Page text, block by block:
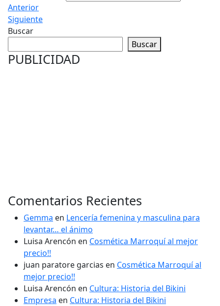
Anterior
Siguiente
Buscar
Buscar
PUBLICIDAD
Comentarios Recientes
Gemma en Lencería femenina y masculina para
levantar… el ánimo
Luisa Arencón en Cosmética Marroquí al mejor
precio!!
juan paratore garcias en Cosmética Marroquí al
mejor precio!!
Luisa Arencón en Cultura: Historia del Bikini
Empresa en Cultura: Historia del Bikini